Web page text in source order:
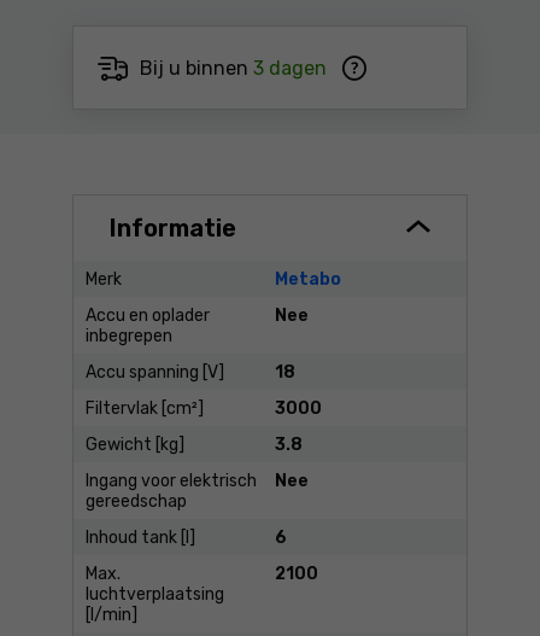
Bij u binnen 3 dagen
Informatie
Merk
Metabo
Accu en oplader
inbegrepen
Nee
Accu spanning [V]
18
Filtervlak [cm²]
3000
Gewicht [kg]
3.8
Ingang voor elektrisch
gereedschap
Nee
Inhoud tank [l]
6
Max.
luchtverplaatsing
[l/min]
2100